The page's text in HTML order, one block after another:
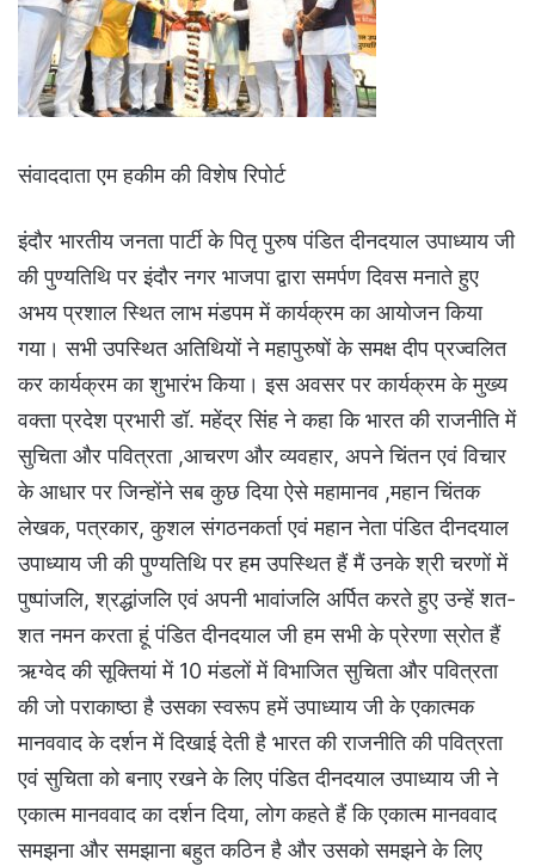
संवाददाता एम हकीम की विशेष रिपोर्ट
इंदौर भारतीय जनता पार्टी के पितृ पुरुष पंडित दीनदयाल उपाध्याय जी
की पुण्यतिथि पर इंदौर नगर भाजपा द्वारा समर्पण दिवस मनाते हुए
अभय प्रशाल स्थित लाभ मंडपम में कार्यक्रम का आयोजन किया
गया। सभी उपस्थित अतिथियों ने महापुरुषों के समक्ष दीप प्रज्वलित
कर कार्यक्रम का शुभारंभ किया। इस अवसर पर कार्यक्रम के मुख्य
वक्ता प्रदेश प्रभारी डॉ. महेंद्र सिंह ने कहा कि भारत की राजनीति में
सुचिता और पवित्रता ,आचरण और व्यवहार, अपने चिंतन एवं विचार
के आधार पर जिन्होंने सब कुछ दिया ऐसे महामानव ,महान चिंतक
लेखक, पत्रकार, कुशल संगठनकर्ता एवं महान नेता पंडित दीनदयाल
उपाध्याय जी की पुण्यतिथि पर हम उपस्थित हैं मैं उनके श्री चरणों में
पुष्पांजलि, श्रद्धांजलि एवं अपनी भावांजलि अर्पित करते हुए उन्हें शत-
शत नमन करता हूं पंडित दीनदयाल जी हम सभी के प्रेरणा स्रोत हैं
ऋग्वेद की सूक्तियां में 10 मंडलों में विभाजित सुचिता और पवित्रता
की जो पराकाष्ठा है उसका स्वरूप हमें उपाध्याय जी के एकात्मक
मानववाद के दर्शन में दिखाई देती है भारत की राजनीति की पवित्रता
एवं सुचिता को बनाए रखने के लिए पंडित दीनदयाल उपाध्याय जी ने
एकात्म मानववाद का दर्शन दिया, लोग कहते हैं कि एकात्म मानववाद
समझना और समझाना बहुत कठिन है और उसको समझने के लिए